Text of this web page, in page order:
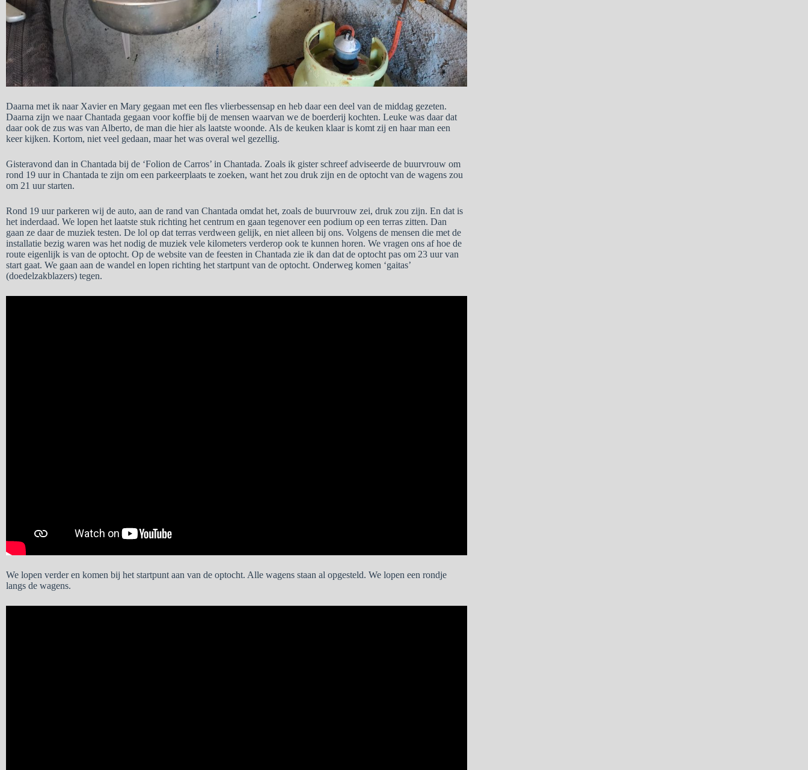
Daarna met ik naar Xavier en Mary gegaan met een fles vlierbessensap en heb daar een deel van de middag gezeten.
Daarna zijn we naar Chantada gegaan voor koffie bij de mensen waarvan we de boerderij kochten. Leuke was daar dat
daar ook de zus was van Alberto, de man die hier als laatste woonde. Als de keuken klaar is komt zij en haar man een
keer kijken. Kortom, niet veel gedaan, maar het was overal wel gezellig.
Gisteravond dan in Chantada bij de ‘Folion de Carros’ in Chantada. Zoals ik gister schreef adviseerde de buurvrouw om
rond 19 uur in Chantada te zijn om een parkeerplaats te zoeken, want het zou druk zijn en de optocht van de wagens zou
om 21 uur starten.
Rond 19 uur parkeren wij de auto, aan de rand van Chantada omdat het, zoals de buurvrouw zei, druk zou zijn. En dat is
het inderdaad. We lopen het laatste stuk richting het centrum en gaan tegenover een podium op een terras zitten. Dan
gaan ze daar de muziek testen. De lol op dat terras verdween gelijk, en niet alleen bij ons. Volgens de mensen die met de
installatie bezig waren was het nodig de muziek vele kilometers verderop ook te kunnen horen. We vragen ons af hoe de
route eigenlijk is van de optocht. Op de website van de feesten in Chantada zie ik dan dat de optocht pas om 23 uur van
start gaat. We gaan aan de wandel en lopen richting het startpunt van de optocht. Onderweg komen ‘gaitas’
(doedelzakblazers) tegen.
We lopen verder en komen bij het startpunt aan van de optocht. Alle wagens staan al opgesteld. We lopen een rondje
langs de wagens.